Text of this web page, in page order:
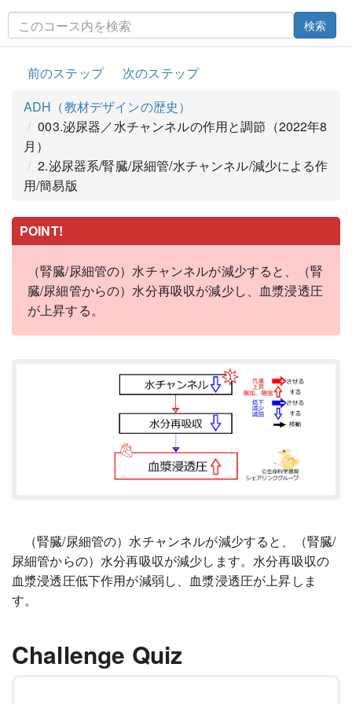
検索
前のステップ
次のステップ
ADH（教材デザインの歴史）
003.泌尿器／水チャンネルの作用と調節（2022年8
月）
2.泌尿器系/腎臓/尿細管/水チャンネル/減少による作
用/簡易版
POINT!
（腎臓/尿細管の）水チャンネルが減少すると、（腎
臓/尿細管からの）水分再吸収が減少し、血漿浸透圧
が上昇する。
（腎臓/尿細管の）水チャンネルが減少すると、（腎臓/
尿細管からの）水分再吸収が減少します。水分再吸収の
血漿浸透圧低下作用が減弱し、血漿浸透圧が上昇しま
す。
Challenge Quiz